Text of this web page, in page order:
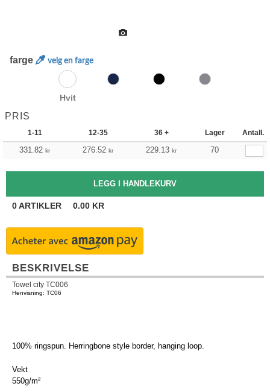
farge velg en farge
Hvit
PRIS
1-11 12-35 36 + Lager Antall.
331.82 kr 276.52 kr 229.13 kr 70
0ARTIKLER 0.00 KR
BESKRIVELSE
Towel city TC006
Henvisning: TC06
100% ringspun. Herringbone style border, hanging loop.
Vekt
550g/m²